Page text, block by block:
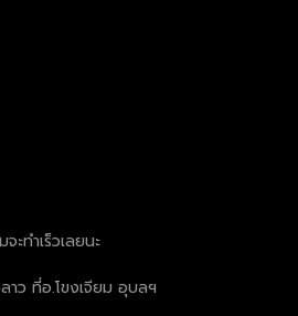
ทำเร็วเลยนะ
าว ที่อ.โขงเจียม อุบลฯ